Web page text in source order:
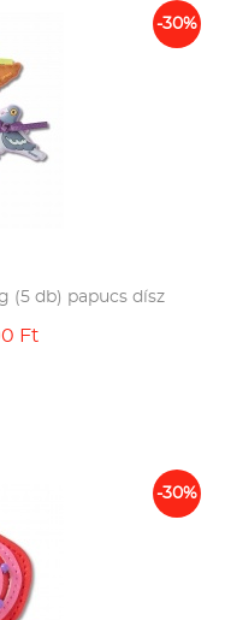
-30%
(5 db) papucs dísz
Ft
-30%